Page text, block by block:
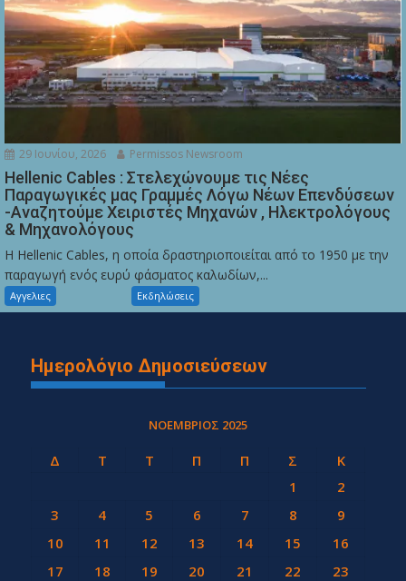
29 Ιουνίου, 2026 Permissos Newsroom
Hellenic Cables : Στελεχώνουμε τις Νέες
Παραγωγικές μας Γραμμές Λόγω Νέων Επενδύσεων
-Αναζητούμε Χειριστές Μηχανών , Ηλεκτρολόγους
& Μηχανολόγους
Η Hellenic Cables, η οποία δραστηριοποιείται από το 1950 με την
παραγωγή ενός ευρύ φάσματος καλωδίων,...
Αγγελιες Εκδηλώσεις
Ημερολόγιο Δημοσιεύσεων
ΝΟΈΜΒΡΙΟΣ 2025
Δ Τ Τ Π Π Σ
Κ
1
2
3
4 5 6 7 8
9
10
11 12 13 14 15
16
17
18 19 20 21 22
23